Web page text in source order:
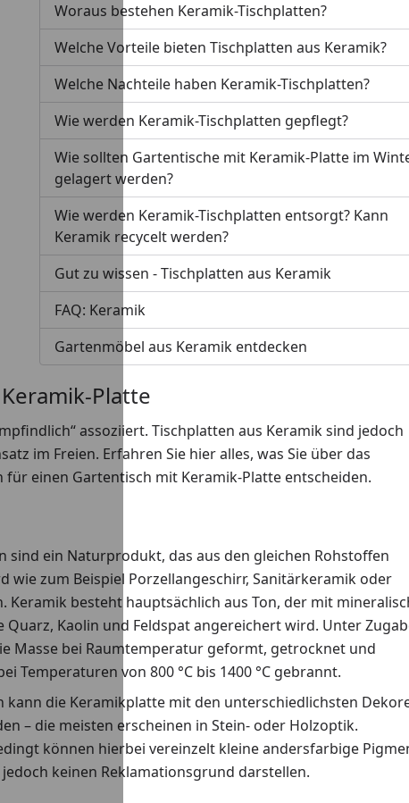
Woraus bestehen Keramik-Tischplatten?
Welche Vorteile bieten Tischplatten aus Keramik?
Welche Nachteile haben Keramik-Tischplatten?
Wie werden Keramik-Tischplatten gepflegt?
Wie sollten Gartentische mit Keramik-Platte im
gelagert werden?
Wie werden Keramik-Tischplatten entsorgt? Kann
Keramik recycelt werden?
Gut zu wissen - Tischplatten aus Keramik
FAQ: Keramik
Gartenmöbel aus Keramik entdecken
Platte
assoziiert. Tischplatten aus Keramik sind jedoch
im Freien. Erfahren Sie hier alles, was Sie über das
einen Gartentisch mit Keramik-Platte entscheiden.
sind ein Naturprodukt, das aus den gleichen Rohstoffen
wie zum Beispiel Porzellangeschirr, Sanitärkeramik oder
Keramik besteht hauptsächlich aus Ton, der mit
Quarz, Kaolin und Feldspat angereichert wird. Unter
Masse bei Raumtemperatur geformt, getrocknet und
Temperaturen von 800 °C bis 1400 °C gebrannt.
kann die Keramikplatte mit den unterschiedlichsten
– die meisten erscheinen in Stein- oder Holzoptik.
können hierbei vereinzelt kleine andersfarbige
keinen Reklamationsgrund darstellen.